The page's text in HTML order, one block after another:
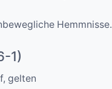
Hemmnisse.
1)
gelten